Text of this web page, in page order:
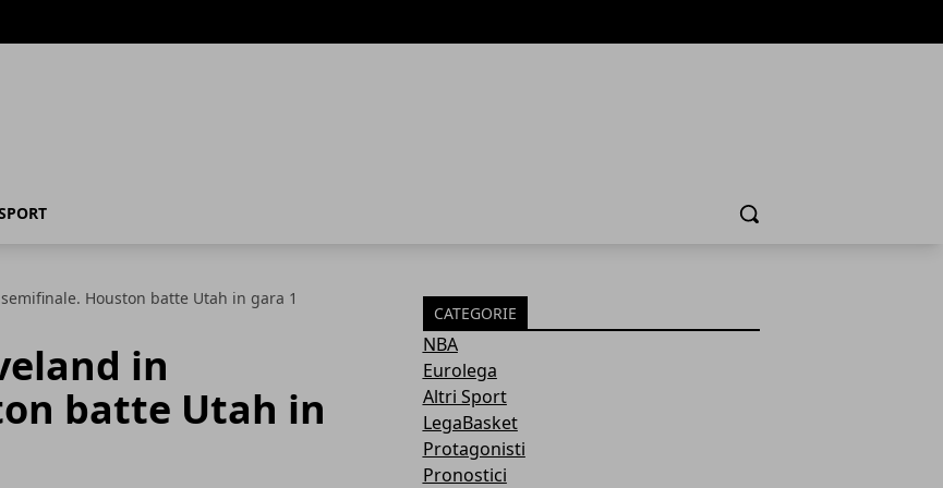
Cerca
Houston batte Utah in gara 1
in
batte Utah in
CATEGORIE
NBA
Eurolega
Altri Sport
LegaBasket
Protagonisti
Pronostici